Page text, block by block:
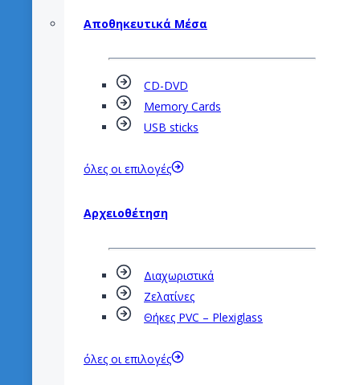
Αποθηκευτικά Μέσα
CD-DVD
Memory Cards
USB sticks
όλες οι επιλογές
Αρχειοθέτηση
Διαχωριστικά
Ζελατίνες
Θήκες PVC – Plexiglass
όλες οι επιλογές